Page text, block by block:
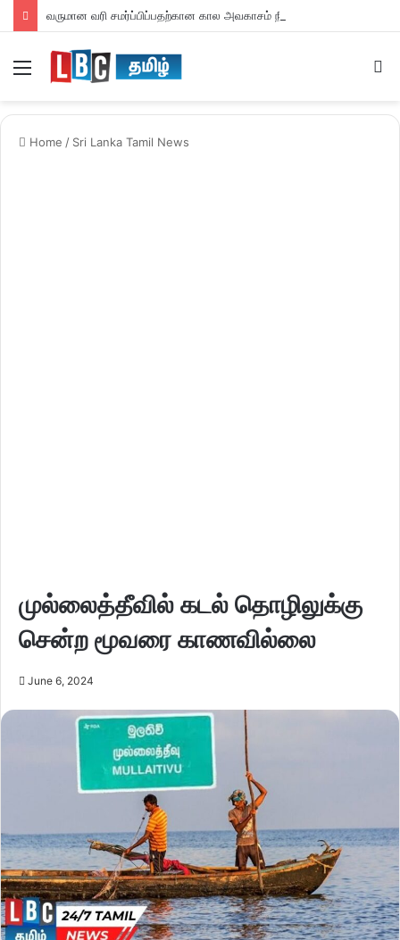
வருமான வரி சமர்ப்பிப்பதற்கான கால அவகாசம் நீடிப்பு
Home / Sri Lanka Tamil News
முல்லைத்தீவில் கடல் தொழிலுக்கு
சென்ற மூவரை காணவில்லை
June 6, 2024